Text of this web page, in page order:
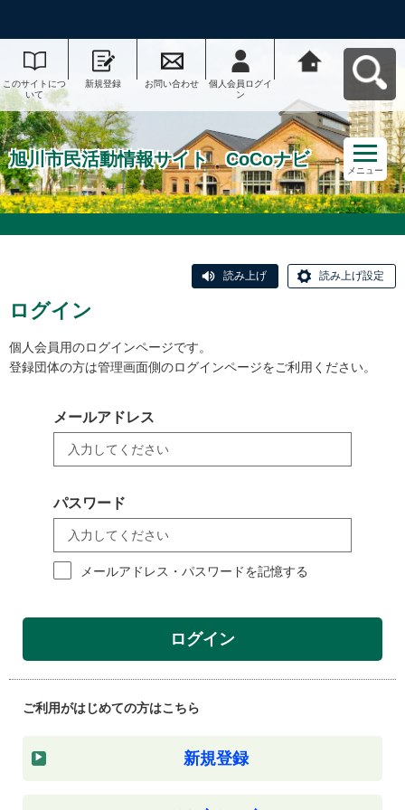
このサイトにつ
いて
新規登録 お問い合わせ
個人会員ログイ
ン
ナビへ戻る
旭川市民活動情報サイト CoCoナビ
メニュー
読み上げ 読み上げ設定
ログイン
個人会員用のログインページです。
登録団体の方は管理画面側のログインページをご利用ください。
メールアドレス
パスワード
メールアドレス・パスワードを記憶する
ログイン
ご利用がはじめての方はこちら
新規登録